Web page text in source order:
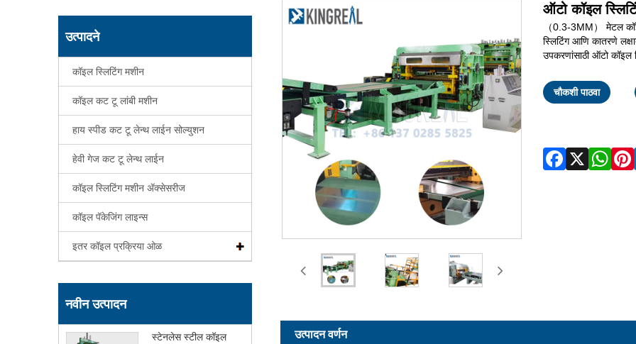
उत्पादने
कॉइल स्लिटिंग मशीन
कॉइल कट टू लांबी मशीन
हाय स्पीड कट टू लेन्थ लाईन सोल्युशन
हेवी गेज कट टू लेन्थ लाईन
कॉइल स्लिटिंग मशीन ॲक्सेसरीज
कॉइल पॅकेजिंग लाइन्स
इतर कॉइल प्रक्रिया ओळ
नवीन उत्पादन
स्टेनलेस स्टील कॉइल
ऑटो कॉइल
（0.3-3MM） मेटल
स्लिटिंग आणि कातरणे
उपकरणांसाठी ऑटो
चौकशी पाठवा
उत्पादन वर्णन